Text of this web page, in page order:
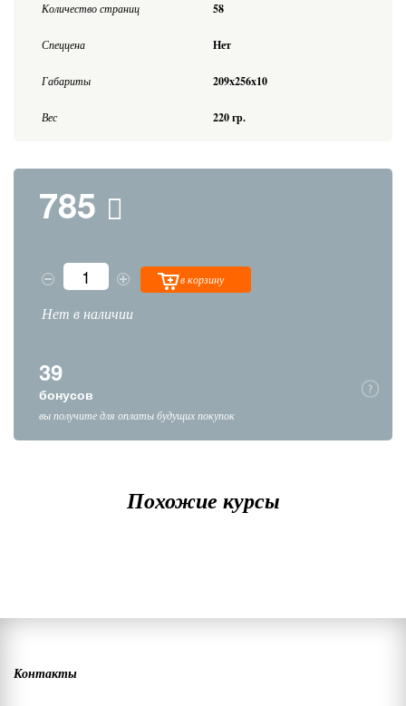
Количество страниц 58
Спеццена Нет
Габариты 209x256x10
Вес 220 гр.
785
в корзину
Нет в наличии
39
бонусов
вы получите для оплаты будущих покупок
Похожие курсы
Контакты